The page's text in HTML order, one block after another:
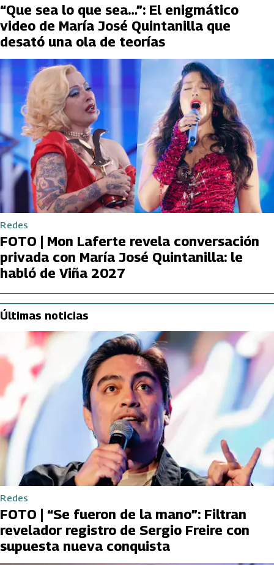
“Que sea lo que sea…”: El enigmático
video de María José Quintanilla que
desató una ola de teorías
Redes
FOTO | Mon Laferte revela conversación
privada con María José Quintanilla: le
habló de Viña 2027
Últimas noticias
Redes
FOTO | “Se fueron de la mano”: Filtran
revelador registro de Sergio Freire con
supuesta nueva conquista